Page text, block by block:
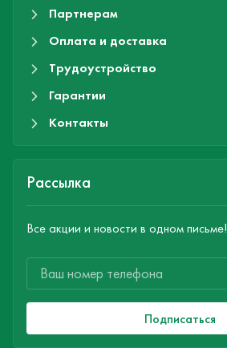
Партнерам
Оплата и доставка
Трудоустройство
Гарантии
Контакты
Рассылка
Все акции и новости в одном письме!
Подписаться